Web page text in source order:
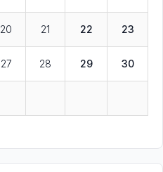
20 21 22 23
27 28 29 30